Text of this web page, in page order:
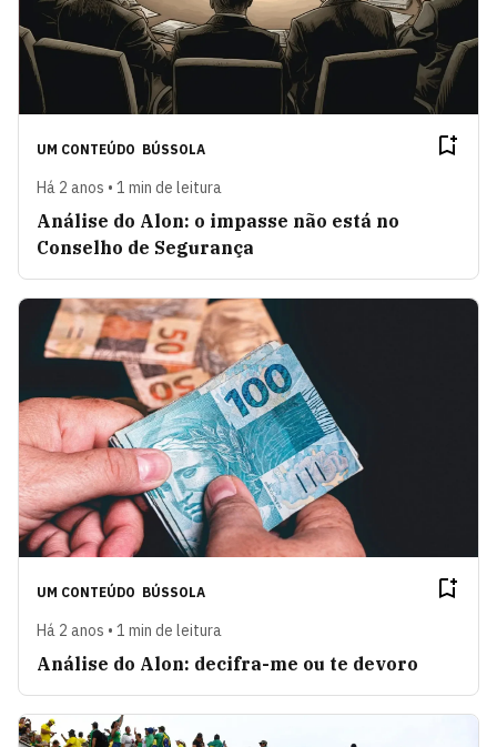
UM CONTEÚDO BÚSSOLA
Há 2 anos • 1 min de leitura
Análise do Alon: o impasse não está no
Conselho de Segurança
UM CONTEÚDO BÚSSOLA
Há 2 anos • 1 min de leitura
Análise do Alon: decifra-me ou te devoro